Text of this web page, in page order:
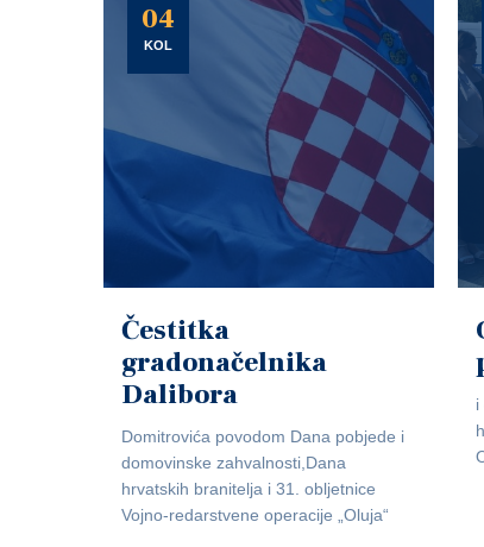
04
KOL
Čestitka
gradonačelnika
Dalibora
Domitrovića povodom Dana pobjede i
domovinske zahvalnosti,Dana
hrvatskih branitelja i 31. obljetnice
Vojno-redarstvene operacije „Oluja“
i